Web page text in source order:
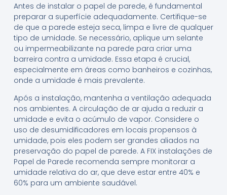
Antes de instalar o papel de parede, é fundamental
preparar a superfície adequadamente. Certifique-se
de que a parede esteja seca, limpa e livre de qualquer
tipo de umidade. Se necessário, aplique um selante
ou impermeabilizante na parede para criar uma
barreira contra a umidade. Essa etapa é crucial,
especialmente em áreas como banheiros e cozinhas,
onde a umidade é mais prevalente.
Após a instalação, mantenha a ventilação adequada
nos ambientes. A circulação de ar ajuda a reduzir a
umidade e evita o acúmulo de vapor. Considere o
uso de desumidificadores em locais propensos à
umidade, pois eles podem ser grandes aliados na
preservação do papel de parede. A FIX instalações de
Papel de Parede recomenda sempre monitorar a
umidade relativa do ar, que deve estar entre 40% e
60% para um ambiente saudável.